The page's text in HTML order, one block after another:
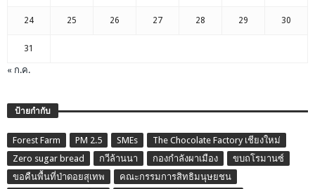
24 25 26 27 28 29 30
31
« ก.ค.
ป้ายกำกับ
Forest Farm PM 2.5 SMEs
The Chocolate Factory เชียงใหม่
Zero sugar bread
กวีล้านนา กองกำลังผาเมือง
ขบถโรมานซ์
ขอคืนพื้นที่ป่าดอยสุเทพ
คณะกรรมการสิทธิมนุษยชน